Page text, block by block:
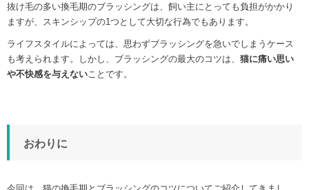
抜け毛の多い換毛期のブラッシングは、飼い主にとっても負担がかかり
ますが、スキンシップの1つとして大切な行為でもあります。
ライフスタイルによっては、思わずブラッシングを急いでしまうケース
も考えられます。しかし、ブラッシングの最大のコツは、 猫に痛い思い
や不快感を与えない ことです。
おわりに